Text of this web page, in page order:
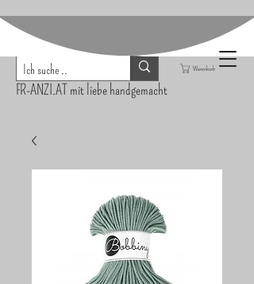
FR-ANZI.AT mit liebe handgemacht
Warenkorb